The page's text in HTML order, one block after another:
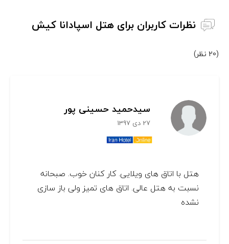
نظرات کاربران برای هتل اسپادانا کیش
(20 نظر)
سیدحمید حسینی پور
27 دی 1397
هتل با اتاق های ویلایی. کار کنان خوب. صبحانه
نسبت به هتل عالی. اتاق های تمیز ولی باز سازی
نشده